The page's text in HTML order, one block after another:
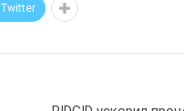
Twitter